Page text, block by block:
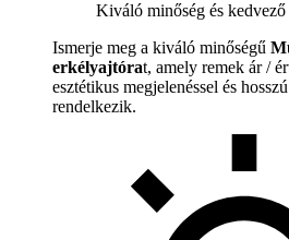
Kiváló minőség és kedvező
Ismerje meg a kiváló minőségű
erkélyajtórat, amely remek ár /
esztétikus megjelenéssel és
rendelkezik.